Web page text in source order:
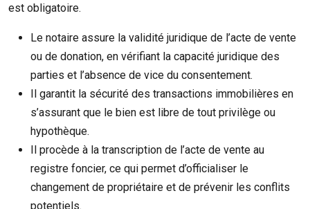
est obligatoire.
Le notaire assure la validité juridique de l’acte de vente
ou de donation, en vérifiant la capacité juridique des
parties et l’absence de vice du consentement.
Il garantit la sécurité des transactions immobilières en
s’assurant que le bien est libre de tout privilège ou
hypothèque.
Il procède à la transcription de l’acte de vente au
registre foncier, ce qui permet d’officialiser le
changement de propriétaire et de prévenir les conflits
potentiels.